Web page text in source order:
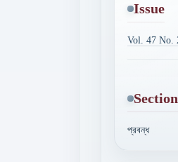
Issue
Vol. 47 No. 2
Section
প্রবন্ধ